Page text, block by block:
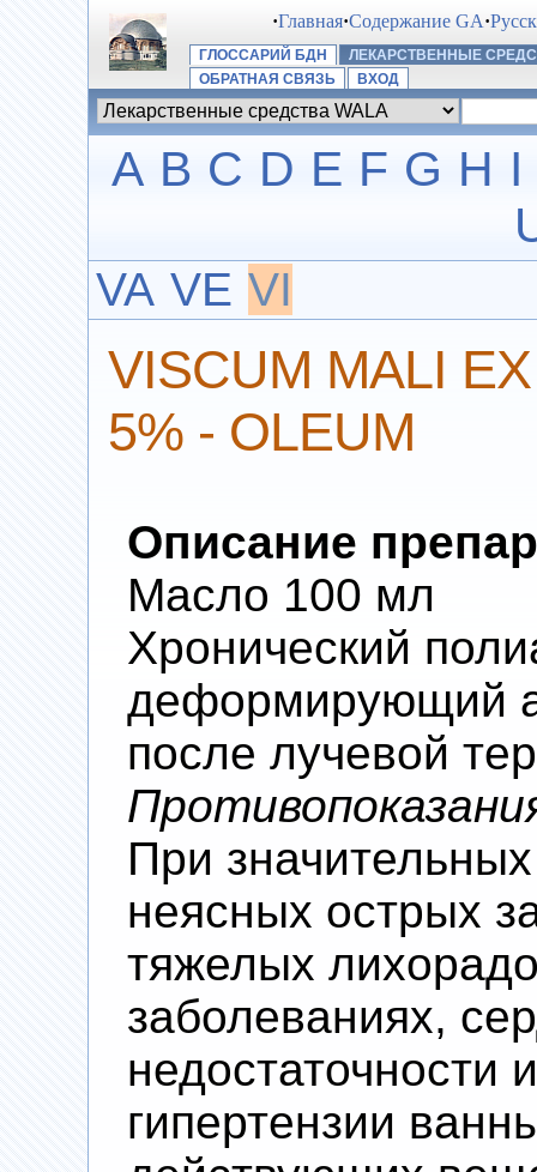
·Главная·Содержание GA·
ГЛОССАРИЙ БДН
ЛЕКАРСТВЕННЫЕ
ОБРАТНАЯ СВЯЗЬ
ВХОД
A B C D E F G H I
VA VE VI
VISCUM MALI
5% - OLEUM
Описание
Масло 100 мл
Хронический
деформирующий
после лучевой
При
неясных острых
тяжелых
заболеваниях,
недостаточности
гипертензии